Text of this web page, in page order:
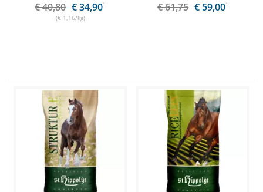
€ 40,80 € 34,901
(€ 1,16/kg)
€ 61,75 € 59,001